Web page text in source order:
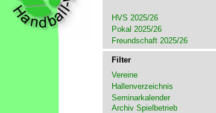
HVS 2025/26
Pokal 2025/26
Freundschaft 2025/26
Filter
Vereine
Hallenverzeichnis
Seminarkalender
Archiv Spielbetrieb